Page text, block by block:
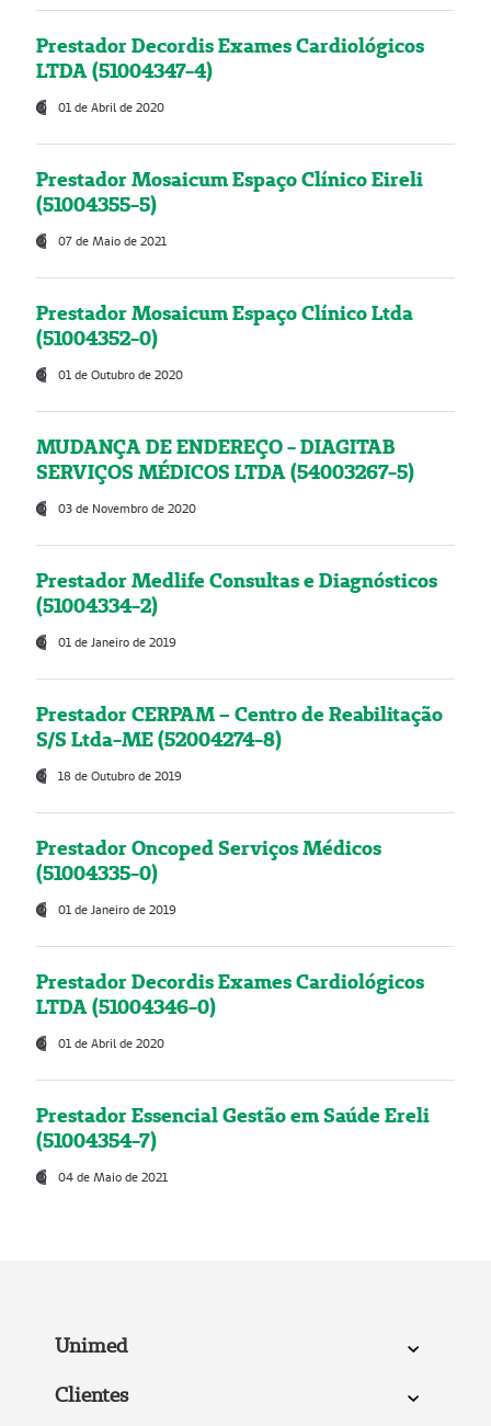
Prestador Decordis Exames Cardiológicos
LTDA (51004347-4)
01 de Abril de 2020
Prestador Mosaicum Espaço Clínico Eireli
(51004355-5)
07 de Maio de 2021
Prestador Mosaicum Espaço Clínico Ltda
(51004352-0)
01 de Outubro de 2020
MUDANÇA DE ENDEREÇO - DIAGITAB
SERVIÇOS MÉDICOS LTDA (54003267-5)
03 de Novembro de 2020
Prestador Medlife Consultas e Diagnósticos
(51004334-2)
01 de Janeiro de 2019
Prestador CERPAM – Centro de Reabilitação
S/S Ltda-ME (52004274-8)
18 de Outubro de 2019
Prestador Oncoped Serviços Médicos
(51004335-0)
01 de Janeiro de 2019
Prestador Decordis Exames Cardiológicos
LTDA (51004346-0)
01 de Abril de 2020
Prestador Essencial Gestão em Saúde Ereli
(51004354-7)
04 de Maio de 2021
Unimed
Clientes